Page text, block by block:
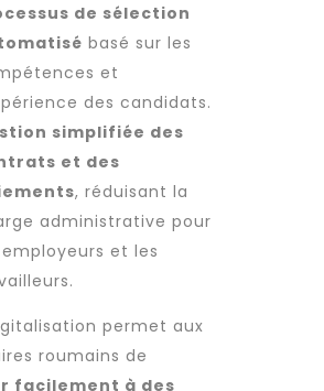
de sélection
basé sur les
et
des candidats.
simplifiée des
et des
, réduisant la
administrative pour
et les
permet aux
roumains de
facilement à des